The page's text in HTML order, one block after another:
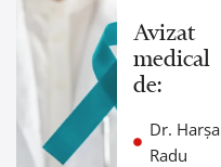
Avizat
medical
de:
Dr. Harșa
Radu